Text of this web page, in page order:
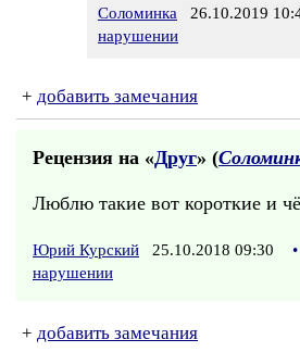
Соломинка 26.10.2019
нарушении
+ добавить замечания
Рецензия на «Друг» (
Люблю такие вот короткие и
Юрий Курский 25.10.2018 09:30 •
нарушении
+ добавить замечания